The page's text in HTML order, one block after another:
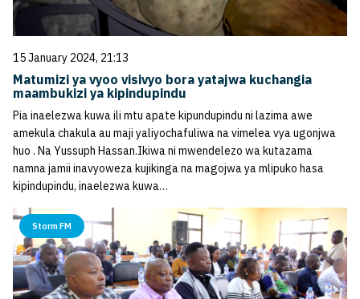
15 January 2024, 21:13
Matumizi ya vyoo visivyo bora yatajwa kuchangia
maambukizi ya kipindupindu
Pia inaelezwa kuwa ili mtu apate kipundupindu ni lazima awe
amekula chakula au maji yaliyochafuliwa na vimelea vya ugonjwa
huo . Na Yussuph Hassan.Ikiwa ni mwendelezo wa kutazama
namna jamii inavyoweza kujikinga na magojwa ya mlipuko hasa
kipindupindu, inaelezwa kuwa…
Storm FM